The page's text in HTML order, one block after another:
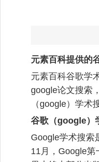
元素百科提供的
元素百科谷歌学
google论文搜索
（google）学
谷歌（google）
Google学术搜索
11月，Google